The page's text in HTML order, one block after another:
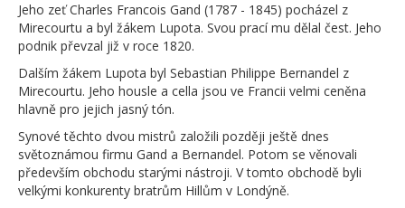
Jeho zeť Charles Francois Gand (1787 - 1845) pocházel z
Mirecourtu a byl žákem Lupota. Svou prací mu dělal čest. Jeho
podnik převzal již v roce 1820.
Dalším žákem Lupota byl Sebastian Philippe Bernandel z
Mirecourtu. Jeho housle a cella jsou ve Francii velmi ceněna
hlavně pro jejich jasný tón.
Synové těchto dvou mistrů založili později ještě dnes
světoznámou firmu Gand a Bernandel. Potom se věnovali
především obchodu starými nástroji. V tomto obchodě byli
velkými konkurenty bratrům Hillům v Londýně.